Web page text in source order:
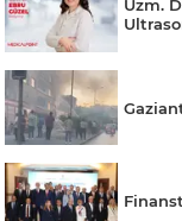
Uzm.